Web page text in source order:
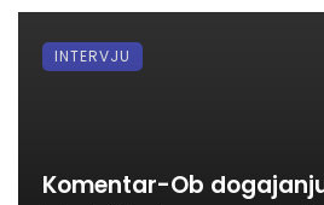
Komentar-Ob
INTERVJU